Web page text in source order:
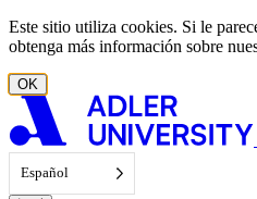
Ir al contenido
Este sitio utiliza cookies. Si le
obtenga más información sobre
OK
Español